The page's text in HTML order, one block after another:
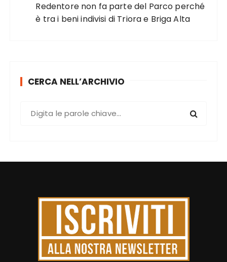
Redentore non fa parte del Parco perché
è tra i beni indivisi di Triora e Briga Alta
CERCA NELL’ARCHIVIO